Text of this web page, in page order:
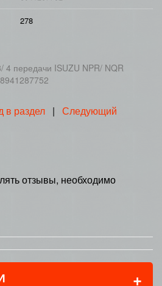
278
4 передачи ISUZU NPR/ NQR
в раздел | Следующий
отзывы, необходимо
+